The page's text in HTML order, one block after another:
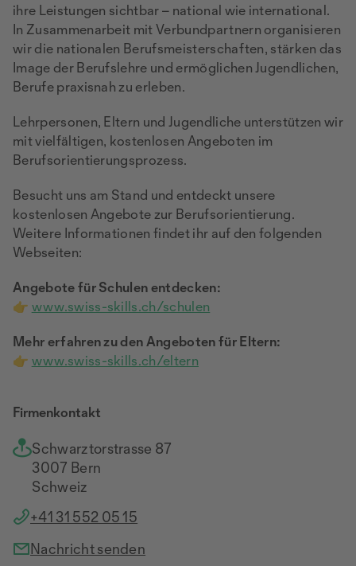
ihre Leistungen sichtbar – national wie international.
In Zusammenarbeit mit Verbundpartnern organisieren
wir die nationalen Berufsmeisterschaften, stärken das
Image der Berufslehre und ermöglichen Jugendlichen,
Berufe praxisnah zu erleben.
Lehrpersonen, Eltern und Jugendliche unterstützen wir
mit vielfältigen, kostenlosen Angeboten im
Berufsorientierungsprozess.
Besucht uns am Stand und entdeckt unsere
kostenlosen Angebote zur Berufsorientierung.
Weitere Informationen findet ihr auf den folgenden
Webseiten:
Angebote für Schulen entdecken:
👉 www.swiss-skills.ch/schulen
Mehr erfahren zu den Angeboten für Eltern:
👉 www.swiss-skills.ch/eltern
Firmenkontakt
Schwarztorstrasse 87
3007 Bern
Schweiz
+41 31 552 05 15
Nachricht senden